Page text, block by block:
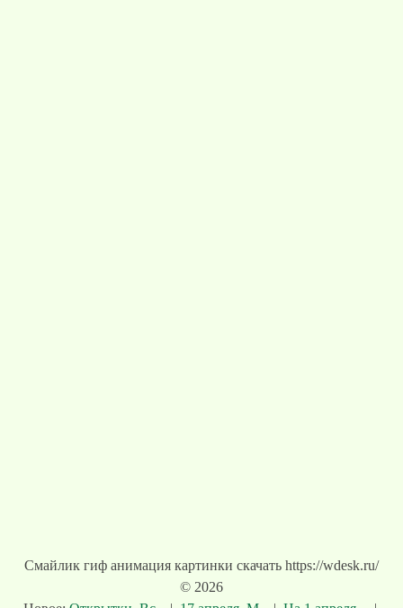
Смайлик гиф анимация картинки скачать https://wdesk.ru/
© 2026